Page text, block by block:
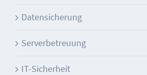
Datensicherung
Serverbetreuung
IT-Sicherheit